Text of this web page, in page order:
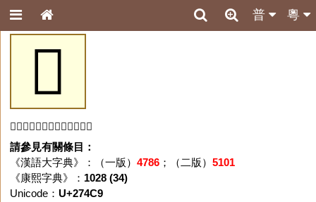
粵
普
𧓉
「𧓉」字未收錄於本資料庫。
請參見有關條目：
《漢語大字典》：（一版） 4786；（二版） 5101
《康熙字典》： 1028 (34)
Unicode： U+274C9